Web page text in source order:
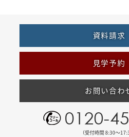
資料請求
見学予約
お問い合わ
0120-
（受付時間 8:30〜